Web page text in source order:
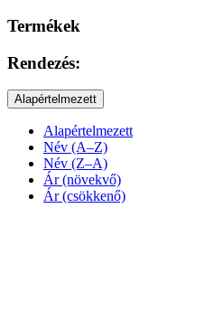
Termékek
Rendezés:
Alapértelmezett
Alapértelmezett
Név (A–Z)
Név (Z–A)
Ár (növekvő)
Ár (csökkenő)